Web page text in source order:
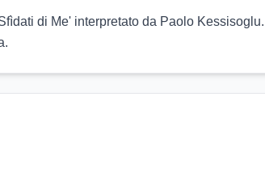
di Me' interpretato da Paolo